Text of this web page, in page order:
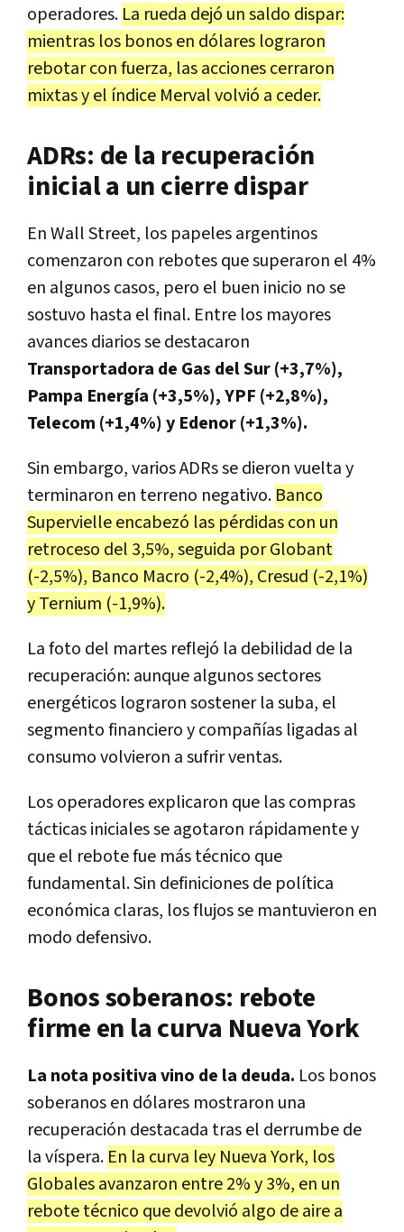
operadores. La rueda dejó un saldo dispar:
mientras los bonos en dólares lograron
rebotar con fuerza, las acciones cerraron
mixtas y el índice Merval volvió a ceder.
ADRs: de la recuperación
inicial a un cierre dispar
En Wall Street, los papeles argentinos
comenzaron con rebotes que superaron el 4%
en algunos casos, pero el buen inicio no se
sostuvo hasta el final. Entre los mayores
avances diarios se destacaron
Transportadora de Gas del Sur (+3,7%),
Pampa Energía (+3,5%), YPF (+2,8%),
Telecom (+1,4%) y Edenor (+1,3%).
Sin embargo, varios ADRs se dieron vuelta y
terminaron en terreno negativo. Banco
Supervielle encabezó las pérdidas con un
retroceso del 3,5%, seguida por Globant
(-2,5%), Banco Macro (-2,4%), Cresud (-2,1%)
y Ternium (-1,9%).
La foto del martes reflejó la debilidad de la
recuperación: aunque algunos sectores
energéticos lograron sostener la suba, el
segmento financiero y compañías ligadas al
consumo volvieron a sufrir ventas.
Los operadores explicaron que las compras
tácticas iniciales se agotaron rápidamente y
que el rebote fue más técnico que
fundamental. Sin definiciones de política
económica claras, los flujos se mantuvieron en
modo defensivo.
Bonos soberanos: rebote
firme en la curva Nueva York
La nota positiva vino de la deuda. Los bonos
soberanos en dólares mostraron una
recuperación destacada tras el derrumbe de
la víspera. En la curva ley Nueva York, los
Globales avanzaron entre 2% y 3%, en un
rebote técnico que devolvió algo de aire a